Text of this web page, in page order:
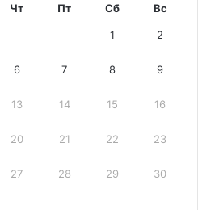
Чт Пт Сб Вс
1 2
6 7 8 9
13 14 15 16
20 21 22 23
27 28 29 30